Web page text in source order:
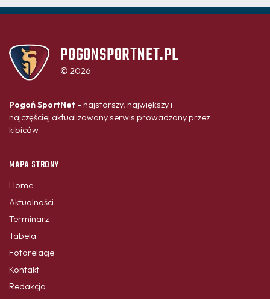
POGONSPORTNET.PL
© 2026
Pogoń SportNet - najstarszy, największy i
najczęściej aktualizowany serwis prowadzony przez
kibiców
MAPA STRONY
Home
Aktualności
Terminarz
Tabela
Fotorelacje
Kontakt
Redakcja